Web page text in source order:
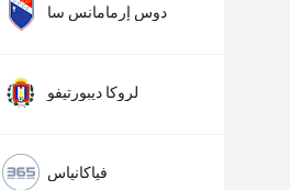
دوس إرمامانس سا
لروكا ديبورتيفو
فياكانياس